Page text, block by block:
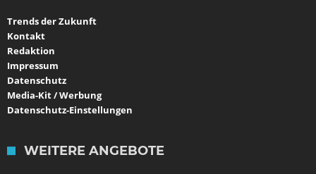
Trends der Zukunft
Kontakt
Redaktion
Impressum
Datenschutz
Media-Kit / Werbung
Datenschutz-Einstellungen
WEITERE ANGEBOTE